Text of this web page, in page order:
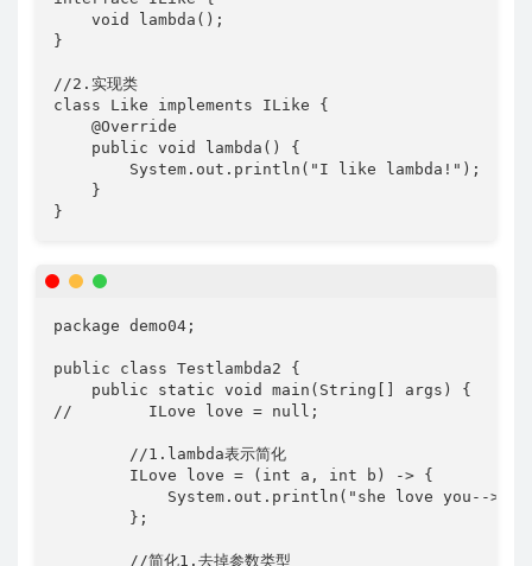
    void lambda();
}
//2.实现类
class Like implements ILike {
    @Override
    public void lambda() {
        System.out.println("I like lambda!");
    }
}
package demo04;
public class Testlambda2 {
    public static void main(String[] args) {
//        ILove love = null;
        //1.lambda表示简化
        ILove love = (int a, int b) -> {
System.out.println("she love you-->" +
        };
        //简化1.去掉参数类型